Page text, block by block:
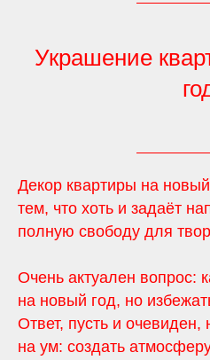
Украшение
Декор квартиры на
тем, что хоть и задаёт
полную свободу для
Очень актуален вопрос:
на новый год, но
Ответ, пусть и очевиден,
на ум: создать